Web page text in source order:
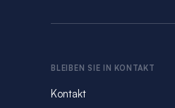
BLEIBEN SIE IN KONTAKT
Kontakt